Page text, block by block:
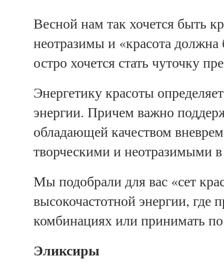
Весной нам так хочется быть
неотразимы и «красота
остро хочется стать чуточку
Энергетику красоты
энергии. Причем важно
обладающей качеством
творческими и неотразимыми
Мы подобрали для вас «сет
высокочастотной энергии,
комбинациях или принимать
Эликсиры